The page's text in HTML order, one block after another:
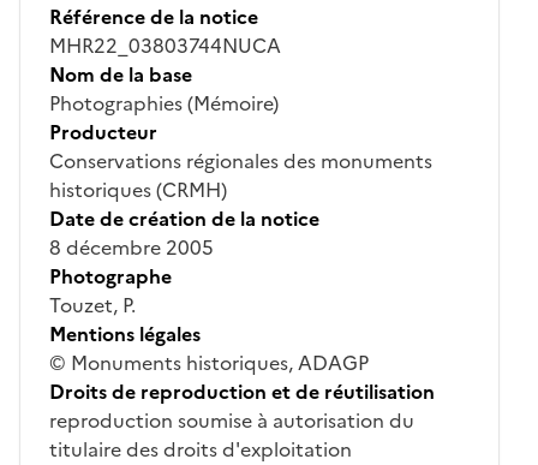
Référence de la notice
MHR22_03803744NUCA
Nom de la base
Photographies (Mémoire)
Producteur
Conservations régionales des monuments
historiques (CRMH)
Date de création de la notice
8 décembre 2005
Photographe
Touzet, P.
Mentions légales
© Monuments historiques, ADAGP
Droits de reproduction et de réutilisation
reproduction soumise à autorisation du
titulaire des droits d'exploitation